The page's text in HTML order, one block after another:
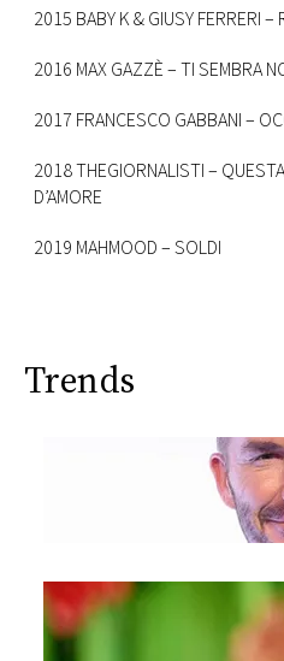
2015 BABY K & GIUSY FERRERI –
2016 MAX GAZZÈ – TI SEMBRA
2017 FRANCESCO GABBANI –
2018 THEGIORNALISTI –
D’AMORE
2019 MAHMOOD – SOLDI
Trends